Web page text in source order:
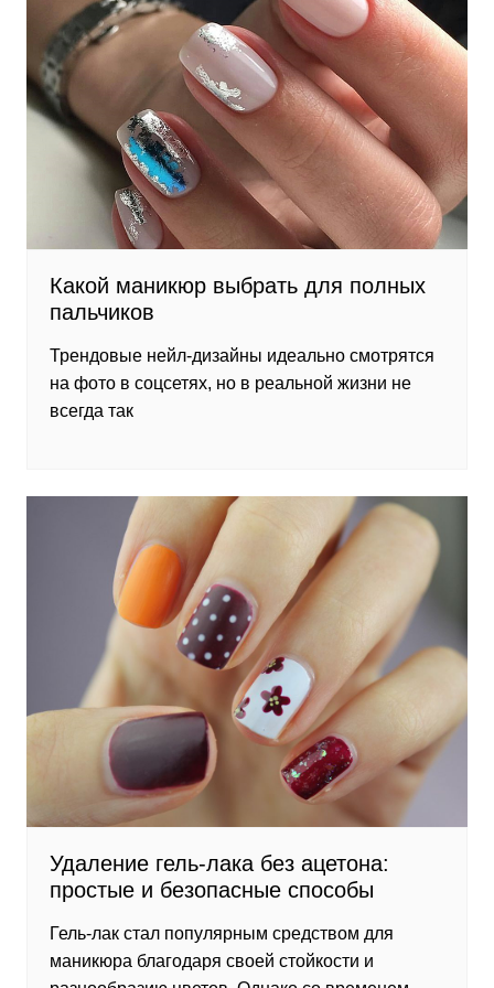
Какой маникюр выбрать для полных
пальчиков
Трендовые нейл-дизайны идеально смотрятся
на фото в соцсетях, но в реальной жизни не
всегда так
Удаление гель-лака без ацетона:
простые и безопасные способы
Гель-лак стал популярным средством для
маникюра благодаря своей стойкости и